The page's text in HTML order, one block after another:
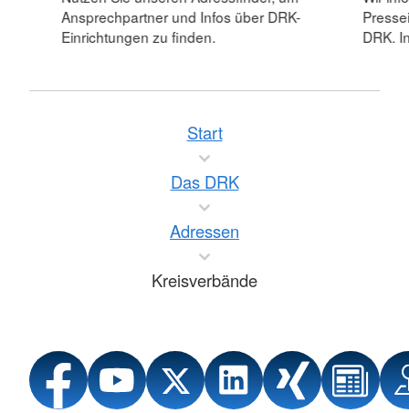
Ansprechpartner und Infos über DRK-
Einrichtungen zu finden.
DRK.
Start
Das DRK
Adressen
Kreisverbände